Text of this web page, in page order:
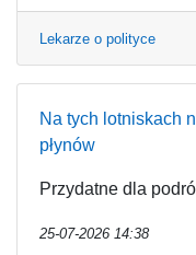
Lekarze o polityce
Na tych lotniskach
płynów
Przydatne dla
25-07-2026 14:38